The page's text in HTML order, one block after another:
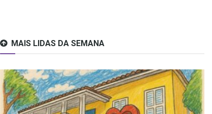
MAIS LIDAS DA SEMANA